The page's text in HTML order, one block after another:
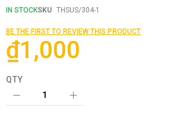
of
images
gallery
IN STOCKSKU THSUS/304-1
BE THE FIRST TO REVIEW THIS PRODUCT
₫1,000
QTY